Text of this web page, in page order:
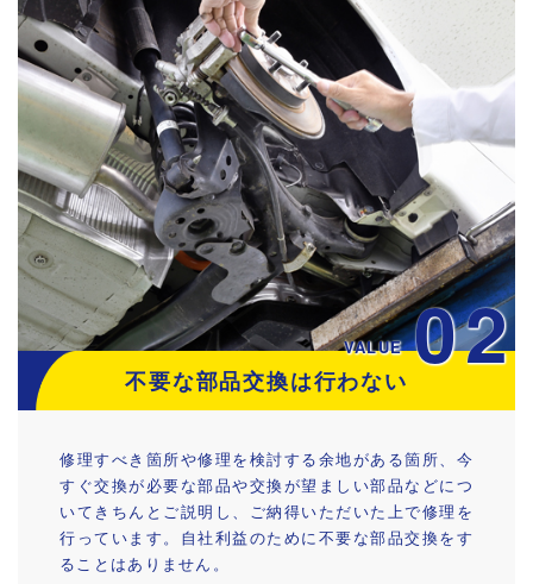
VALUE 02
不要な部品交換は行わない
修理すべき箇所や修理を検討する余地がある箇所、今
すぐ交換が必要な部品や交換が望ましい部品などにつ
いてきちんとご説明し、ご納得いただいた上で修理を
行っています。自社利益のために不要な部品交換をす
ることはありません。